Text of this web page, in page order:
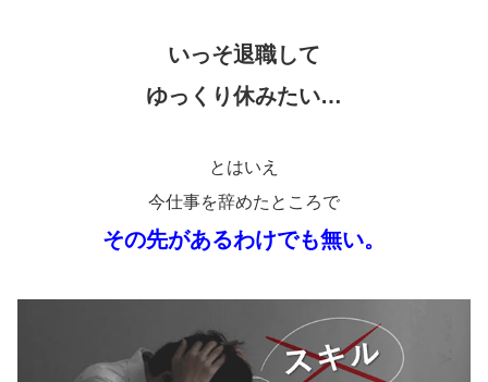
いっそ退職して
ゆっくり休みたい…
とはいえ
今仕事を辞めたところで
その先があるわけでも無い。